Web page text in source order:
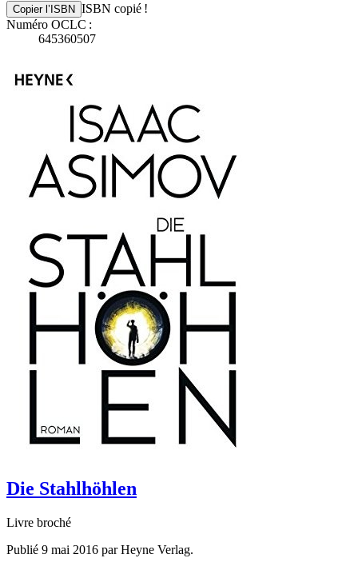
Copier l’ISBN ISBN copié !
Numéro OCLC :
645360507
Die Stahlhöhlen
Livre broché
Publié 9 mai 2016 par Heyne Verlag.